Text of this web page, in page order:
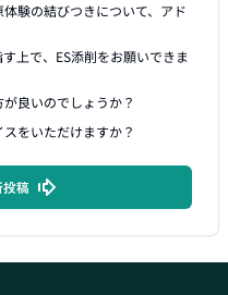
験の結びつきについて、アド
上で、ES添削をお願いできま
良いのでしょうか？
をいただけますか？
稿